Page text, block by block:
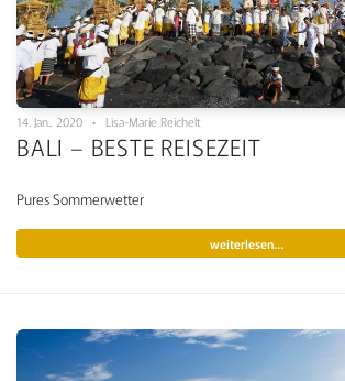
14. Jan.. 2020 • Lisa-Marie Reichelt
BALI – BESTE REISEZEIT
Pures Sommerwetter
weiterlesen…